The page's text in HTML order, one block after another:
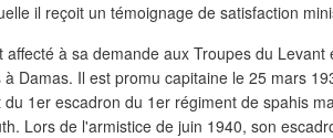
il reçoit un témoignage de satisfaction
affecté à sa demande aux Troupes du
Damas. Il est promu capitaine le 25 mars
1er escadron du 1er régiment de spahis
Lors de l'armistice de juin 1940, son